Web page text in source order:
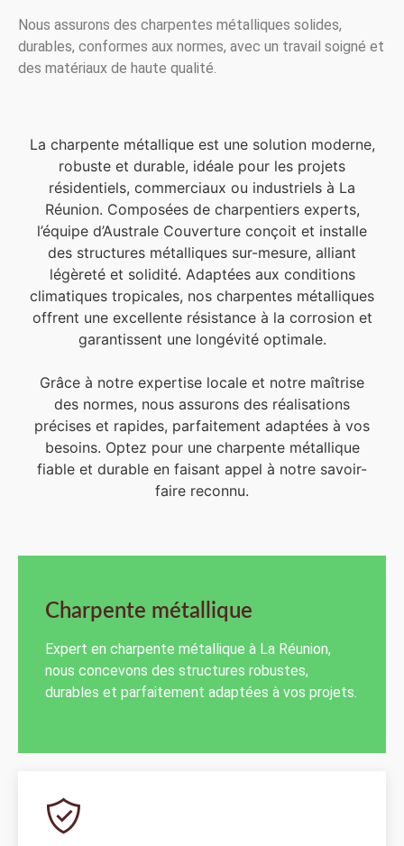
Nous assurons des charpentes métalliques solides,
durables, conformes aux normes, avec un travail soigné et
des matériaux de haute qualité.
La charpente métallique est une solution moderne,
robuste et durable, idéale pour les projets
résidentiels, commerciaux ou industriels à La
Réunion. Composées de charpentiers experts,
l’équipe d’Australe Couverture conçoit et installe
des structures métalliques sur-mesure, alliant
légèreté et solidité. Adaptées aux conditions
climatiques tropicales, nos charpentes métalliques
offrent une excellente résistance à la corrosion et
garantissent une longévité optimale.
Grâce à notre expertise locale et notre maîtrise
des normes, nous assurons des réalisations
précises et rapides, parfaitement adaptées à vos
besoins. Optez pour une charpente métallique
fiable et durable en faisant appel à notre savoir-
faire reconnu.
Charpente métallique
Expert en charpente métallique à La Réunion,
nous concevons des structures robustes,
durables et parfaitement adaptées à vos projets.